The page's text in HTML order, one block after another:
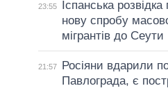
23:55
Іспанська
нову спробу
мігрантів до Сеути
21:57
Росіяни вдарили
Павлограда, є